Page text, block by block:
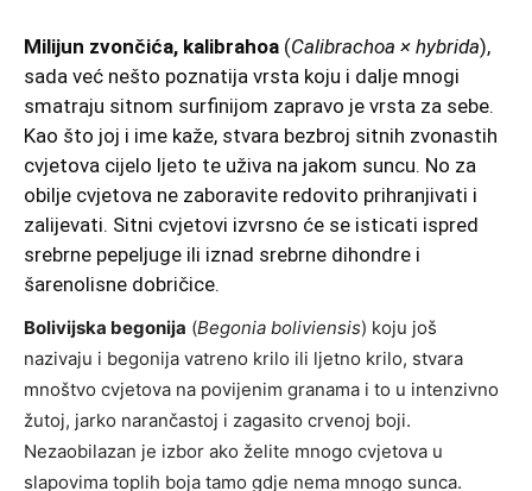
Milijun zvončića, kalibrahoa (Calibrachoa × hybrida),
sada već nešto poznatija vrsta koju i dalje mnogi
smatraju sitnom surfinijom zapravo je vrsta za sebe.
Kao što joj i ime kaže, stvara bezbroj sitnih zvonastih
cvjetova cijelo ljeto te uživa na jakom suncu. No za
obilje cvjetova ne zaboravite redovito prihranjivati i
zalijevati. Sitni cvjetovi izvrsno će se isticati ispred
srebrne pepeljuge ili iznad srebrne dihondre i
šarenolisne dobričice.
Bolivijska begonija (Begonia boliviensis) koju još
nazivaju i begonija vatreno krilo ili ljetno krilo, stvara
mnoštvo cvjetova na povijenim granama i to u intenzivno
žutoj, jarko narančastoj i zagasito crvenoj boji.
Nezaobilazan je izbor ako želite mnogo cvjetova u
slapovima toplih boja tamo gdje nema mnogo sunca.